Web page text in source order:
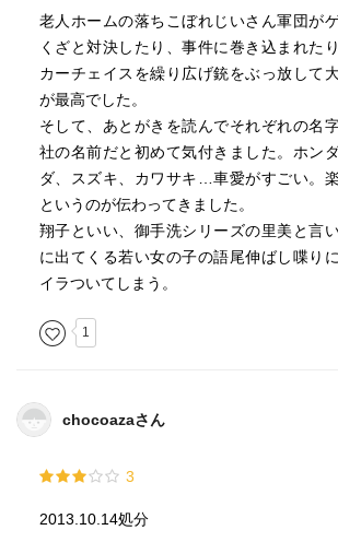
もそれらがするすると頭に入っていくの
事ではない。
またクライマックスのカーチェイスシー
ポルシェ心酔者である島田氏の独壇場であ
しかしこれらの場面を活き活きとしてい
妻」チームの面々が個性ある人物として
正にこれは意外な掘り出し物である。普
人に薦めたい、そんな作品だ。
老人ホームの落ちこぼれじいさん軍団が
くざと対決したり、事件に巻き込まれた
カーチェイスを繰り広げ銃をぶっ放して
が最高でした。
そして、あとがきを読んでそれぞれの名
社の名前だと初めて気付きました。ホン
ダ、スズキ、カワサキ…車愛がすごい。
というのが伝わってきました。
翔子といい、御手洗シリーズの里美と言
に出てくる若い女の子の語尾伸ばし喋り
イラついてしまう。
1
chocoazaさん
3
2013.10.14処分